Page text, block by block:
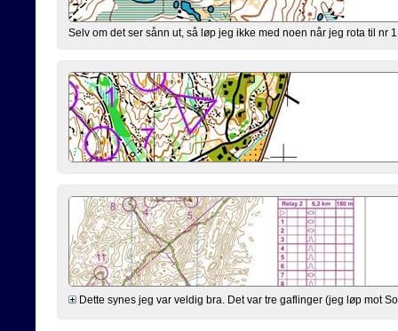
Selv om det ser sånn ut, så løp jeg ikke med noen når jeg rota til nr
Dette synes jeg var veldig bra. Det var tre gaflinger (jeg løp mot